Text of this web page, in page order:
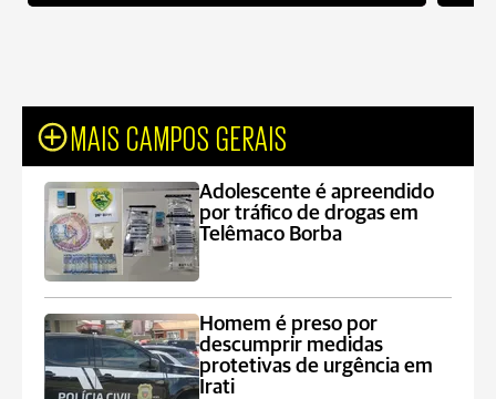
MAIS CAMPOS GERAIS
Adolescente é apreendido
por tráfico de drogas em
Telêmaco Borba
Homem é preso por
descumprir medidas
protetivas de urgência em
Irati